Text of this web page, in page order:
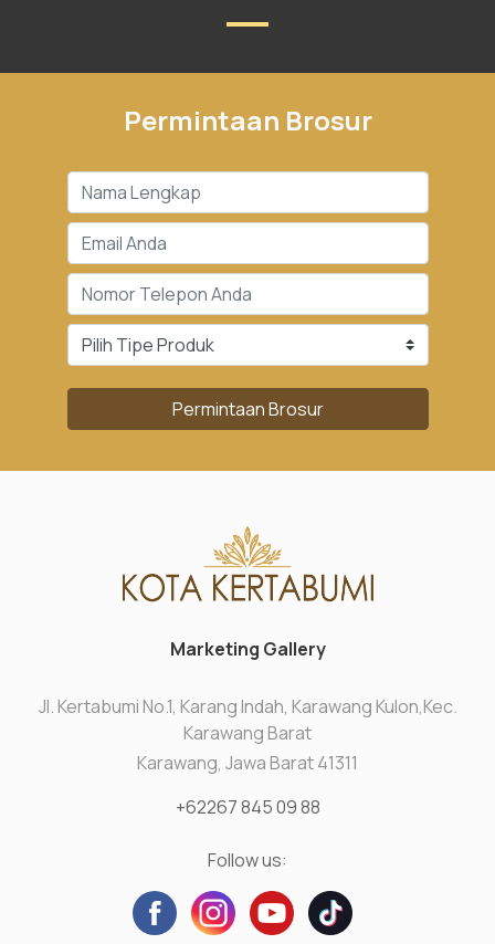
Permintaan Brosur
Permintaan Brosur
Marketing Gallery
Jl. Kertabumi No.1, Karang Indah, Karawang Kulon,Kec.
Karawang Barat
Karawang, Jawa Barat 41311
+62267 845 09 88
Follow us: